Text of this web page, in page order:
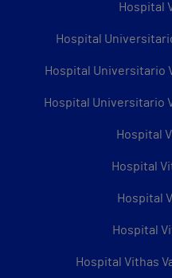
Hospital
Hospital
Hospital Universitario
Hospital Universitario
Hospital
Hospital
Hospital
Hospital
Hospital Vithas